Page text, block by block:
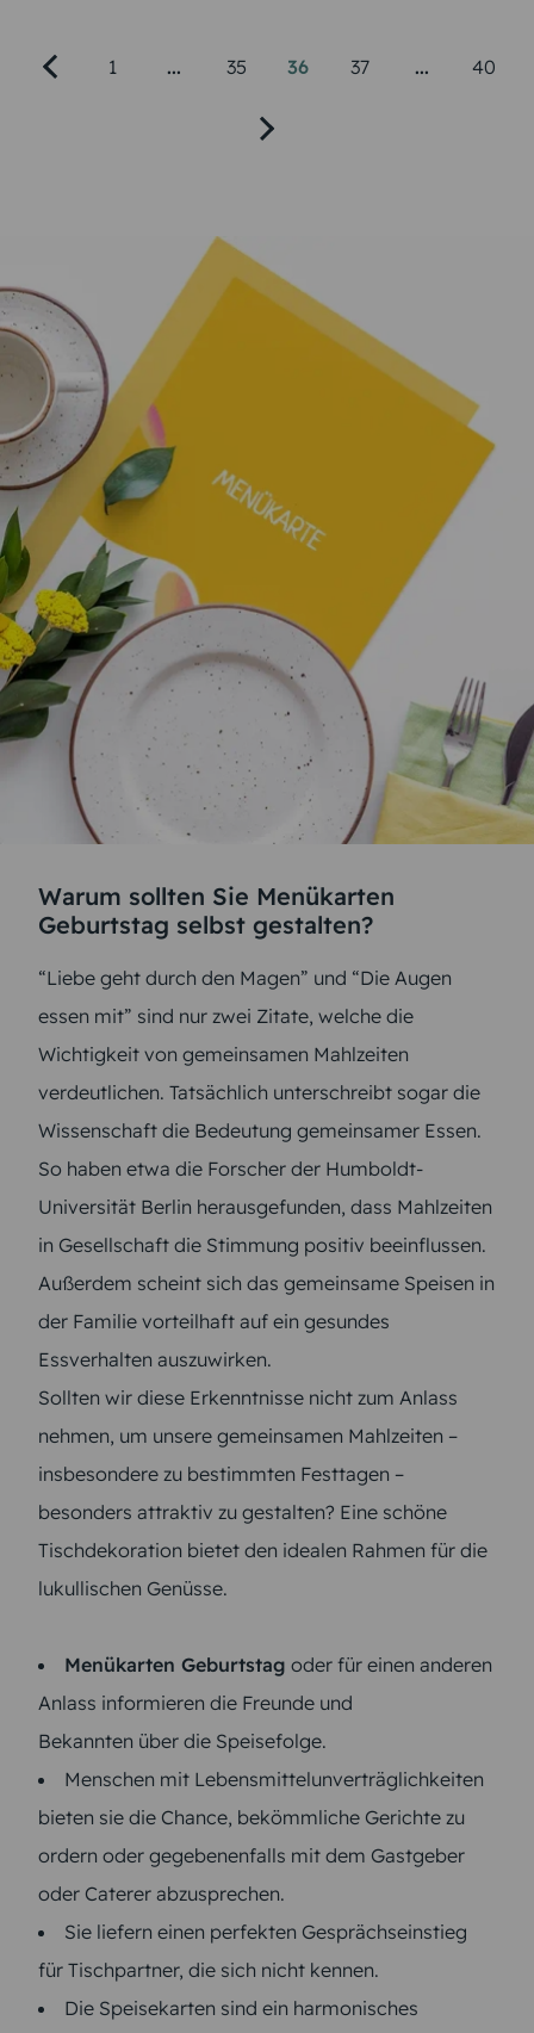
1 ... 35 36 37 ... 40
Warum sollten Sie Menükarten
Geburtstag selbst gestalten?
“Liebe geht durch den Magen” und “Die Augen
essen mit” sind nur zwei Zitate, welche die
Wichtigkeit von gemeinsamen Mahlzeiten
verdeutlichen. Tatsächlich unterschreibt sogar die
Wissenschaft die Bedeutung gemeinsamer Essen.
So haben etwa die Forscher der Humboldt-
Universität Berlin herausgefunden, dass Mahlzeiten
in Gesellschaft die Stimmung positiv beeinflussen.
Außerdem scheint sich das gemeinsame Speisen in
der Familie vorteilhaft auf ein gesundes
Essverhalten auszuwirken.
Sollten wir diese Erkenntnisse nicht zum Anlass
nehmen, um unsere gemeinsamen Mahlzeiten –
insbesondere zu bestimmten Festtagen –
besonders attraktiv zu gestalten? Eine schöne
Tischdekoration bietet den idealen Rahmen für die
lukullischen Genüsse.
Menükarten Geburtstag oder für einen anderen
Anlass informieren die Freunde und
Bekannten über die Speisefolge.
Menschen mit Lebensmittelunverträglichkeiten
bieten sie die Chance, bekömmliche Gerichte zu
ordern oder gegebenenfalls mit dem Gastgeber
oder Caterer abzusprechen.
Sie liefern einen perfekten Gesprächseinstieg
für Tischpartner, die sich nicht kennen.
Die Speisekarten sind ein harmonisches